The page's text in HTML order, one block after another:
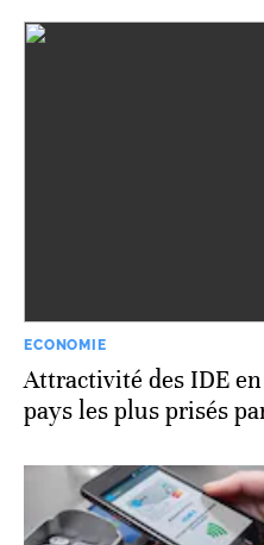
ECONOMIE
Attractivité des IDE
pays les plus prisés